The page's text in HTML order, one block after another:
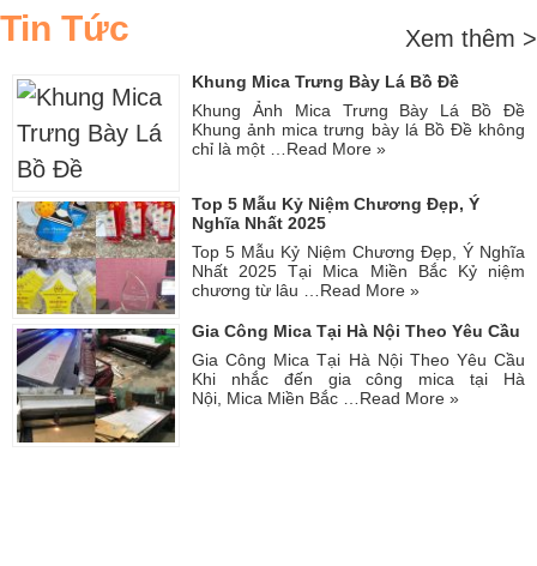
Tin Tức Xem thêm >
Khung Mica Trưng Bày Lá Bồ Đề
Khung Ảnh Mica Trưng Bày Lá Bồ Đề
Khung ảnh mica trưng bày lá Bồ Đề không
chỉ là một … Read More »
Top 5 Mẫu Kỷ Niệm Chương Đẹp, Ý
Nghĩa Nhất 2025
Top 5 Mẫu Kỷ Niệm Chương Đẹp, Ý Nghĩa
Nhất 2025 Tại Mica Miền Bắc Kỷ niệm
chương từ lâu … Read More »
Gia Công Mica Tại Hà Nội Theo Yêu Cầu
Gia Công Mica Tại Hà Nội Theo Yêu Cầu
Khi nhắc đến gia công mica tại Hà
Nội, Mica Miền Bắc …Read More »